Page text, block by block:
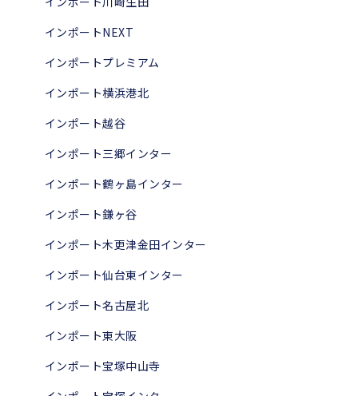
インポートNEXT
インポートプレミアム
インポート横浜港北
インポート越谷
インポート三郷インター
インポート鶴ヶ島インター
インポート鎌ヶ谷
インポート木更津金田インター
インポート仙台東インター
インポート名古屋北
インポート東大阪
インポート宝塚中山寺